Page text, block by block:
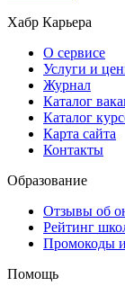
Хабр Карьера
О сервисе
Услуги и
Журнал
Каталог
Каталог
Карта сайта
Контакты
Образование
Отзывы об
Рейтинг
Промокоды
Помощь